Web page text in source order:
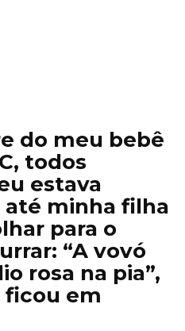
do meu bebê
todos
estava
minha filha
para o
“A vovó
rosa na pia”,
ficou em